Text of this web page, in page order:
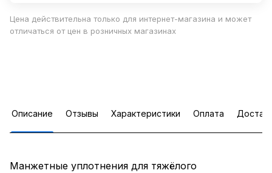
Цена действительна только для интернет-магазина и может
отличаться от цен в розничных магазинах
Описание Отзывы Характеристики Оплата
Манжетные уплотнения для тяжёлого